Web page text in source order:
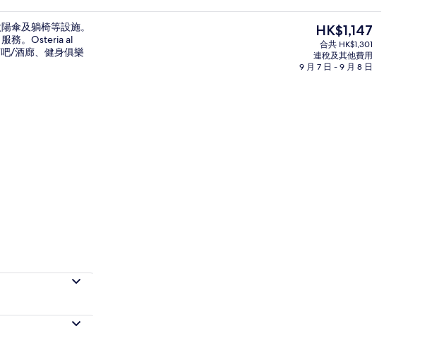
公寓, 3 間臥室, 海景 | 迷你吧、房內夾萬、手提電腦工作空間、遮光窗簾/窗簾
傘及躺椅等設施。
務。Osteria al
/酒廊、健身俱樂
現
價
HK$1,147
HK$1,147
合共 HK$1,301
連稅及其他費用
9 月 7 日 - 9 月 8 日